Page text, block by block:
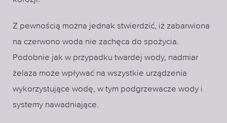
Z pewnością można jednak stwierdzić, iż zabarwiona
na czerwono woda nie zachęca do spożycia.
Podobnie jak w przypadku twardej wody, nadmiar
żelaza może wpływać na wszystkie urządzenia
wykorzystujące wodę, w tym podgrzewacze wody i
systemy nawadniające.